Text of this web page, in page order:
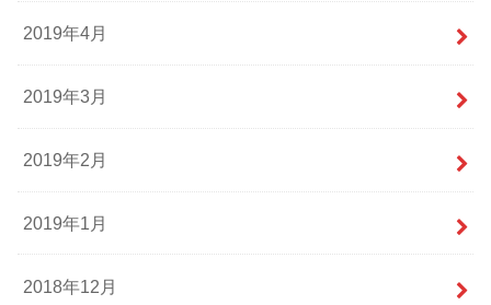
2019年4月
2019年3月
2019年2月
2019年1月
2018年12月